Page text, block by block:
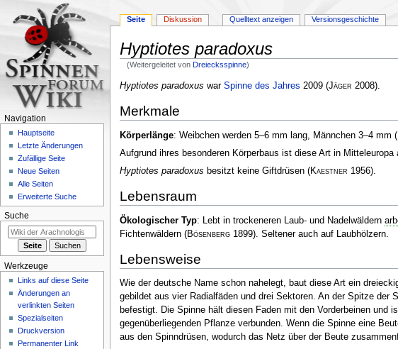
Hyptiotes paradoxus
(Weitergeleitet von Dreiecksspinne)
Zur
springen
Zur
springen
Hyptiotes paradoxus war Spinne des Jahres 2009 (Jäger 2008).
Merkmale
Körperlänge: Weibchen werden 5–6 mm lang, Männchen 3–4 mm (
Aufgrund ihres besonderen Körperbaus ist diese Art in
Hyptiotes paradoxus besitzt keine Giftdrüsen (Kaestner 1956).
Lebensraum
Ökologischer Typ: Lebt in trockeneren Laub- und Nadelwäldern
Fichtenwäldern (Bösenberg1899). Seltener auch auf Laubhölzern.
Lebensweise
Wie der deutsche Name schon nahelegt, baut diese Art ein
gebildet aus vier Radialfäden und drei Sektoren. An der Spitze der
befestigt. Die Spinne hält diesen Faden mit den Vorderbeinen und
gegenüberliegenden Pflanze verbunden. Wenn die Spinne eine
aus den Spinndrüsen, wodurch das Netz über der Beute
Seite Diskussion Quelltext anzeigen Versionsgeschichte
Navigation
Hauptseite
Letzte Änderungen
Zufällige Seite
Neue Seiten
Alle Seiten
Erweiterte Suche
Suche
Werkzeuge
Links auf diese Seite
Änderungen an
verlinkten Seiten
Spezialseiten
Druckversion
Permanenter Link